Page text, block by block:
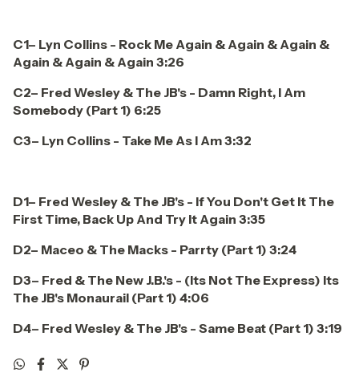
C1– Lyn Collins - Rock Me Again & Again & Again &
Again & Again & Again 3:26
C2– Fred Wesley & The JB's - Damn Right, I Am
Somebody (Part 1) 6:25
C3– Lyn Collins - Take Me As I Am 3:32
D1– Fred Wesley & The JB's - If You Don't Get It The
First Time, Back Up And Try It Again 3:35
D2– Maceo & The Macks - Parrty (Part 1) 3:24
D3– Fred & The New J.B.'s - (Its Not The Express) Its
The JB's Monaurail (Part 1) 4:06
D4– Fred Wesley & The JB's - Same Beat (Part 1) 3:19